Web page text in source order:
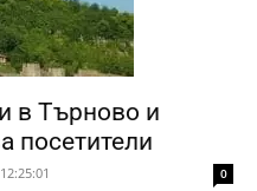
в Търново и
посетители
0